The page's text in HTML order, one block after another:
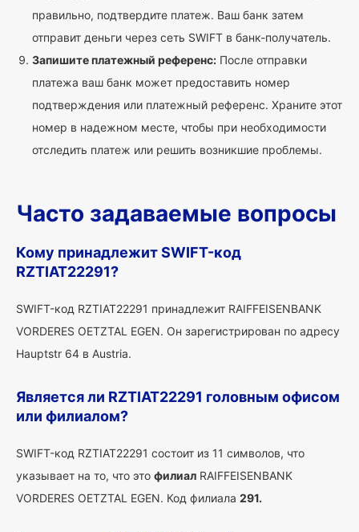
правильно, подтвердите платеж. Ваш банк затем
отправит деньги через сеть SWIFT в банк-получатель.
Запишите платежный референс: После отправки
платежа ваш банк может предоставить номер
подтверждения или платежный референс. Храните этот
номер в надежном месте, чтобы при необходимости
отследить платеж или решить возникшие проблемы.
Часто задаваемые вопросы
Кому принадлежит SWIFT-код
RZTIAT22291?
SWIFT-код RZTIAT22291 принадлежит RAIFFEISENBANK
VORDERES OETZTAL EGEN. Он зарегистрирован по адресу
Hauptstr 64 в Austria.
Является ли RZTIAT22291 головным офисом
или филиалом?
SWIFT-код RZTIAT22291 состоит из 11 символов, что
указывает на то, что это филиал RAIFFEISENBANK
VORDERES OETZTAL EGEN. Код филиала 291.